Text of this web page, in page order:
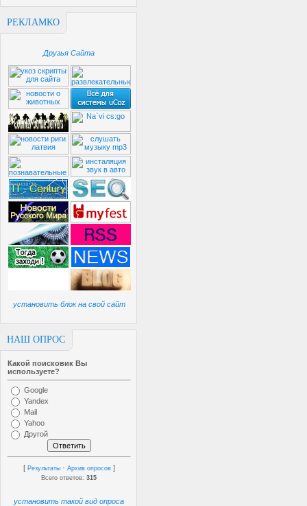
РЕКЛАМКО
Друзья Сайта
установить блок на свой сайт
НАШ ОПРОС
Какой поисковик Вы
используете?
Google
Yandex
Mail
Yahoo
Другой
[ Результаты · Архив опросов ]
Всего ответов:315
установить такой вид опроса